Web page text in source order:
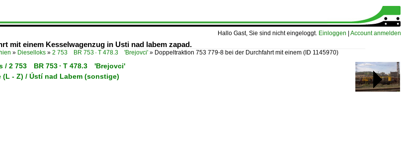
Hallo Gast, Sie sind nicht eingeloggt. Einloggen Account anmelden
mit einem Kesselwagenzug in Usti nad labem zapad.
» Dieselloks » 2 753 BR 753 · T 478.3 'Brejovci' » Doppeltraktion 753 779-8 bei der Durchfahrt mit einem (ID 1145970)
/ 2 753 BR 753 · T 478.3 'Brejovci'
- Z) / Ústí nad Labem (sonstige)